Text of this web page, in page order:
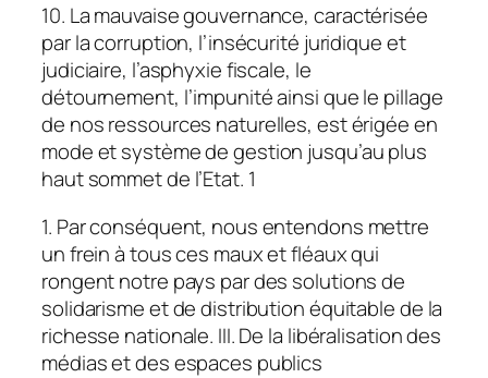
10. La mauvaise gouvernance, caractérisée
par la corruption, l’insécurité juridique et
judiciaire, l’asphyxie fiscale, le
détournement, l’impunité ainsi que le pillage
de nos ressources naturelles, est érigée en
mode et système de gestion jusqu’au plus
haut sommet de l’Etat. 1
1. Par conséquent, nous entendons mettre
un frein à tous ces maux et fléaux qui
rongent notre pays par des solutions de
solidarisme et de distribution équitable de la
richesse nationale. III. De la libéralisation des
médias et des espaces publics